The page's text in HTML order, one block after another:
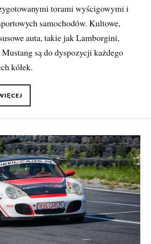
torami wyścigowymi i
samochodów. Kultowe,
auta, takie jak Lamborgini,
są do dyspozycji każdego
kółek.